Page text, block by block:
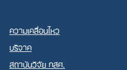
ความเคลื่อนไหว
บริจาค
สถาบันวิจัย กสศ.